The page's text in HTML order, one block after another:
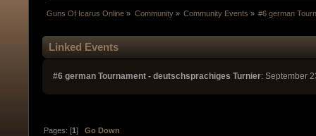
Guns Of Icarus Online » Community» Community Events » #6 german
Linked Events
#6 german Tournament - deutschsprachiges Turnier: September
Pages: [1]Go Down